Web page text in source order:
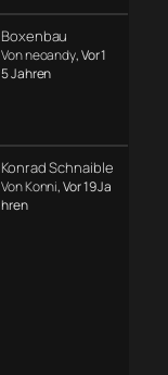
Boxenbau
Von neoandy, Vor 1
5 Jahren
Konrad Schnaible
Von Konni, Vor 19 Ja
hren